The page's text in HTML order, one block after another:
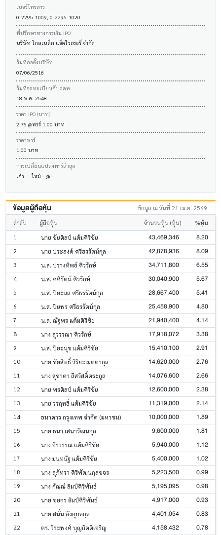
เบอร์โทรสาร
0-2295-1009, 0-2295-1020
ที่ปรึกษาทางการเงิน IPO
บริษัท โกลเบล็ก แอ็ดไวเซอรี่ จำกัด
วันที่ก่อตั้งบริษัท
07/06/2516
วันที่จดทะเบียนกับตลท.
18 พ.ค. 2548
ราคา IPO (บาท)
2.75 @พาร์ 1.00 บาท
ราคาพาร์
1.00 บาท
การเปลี่ยนแปลงพาร์ล่าสุด
เก่า - : ใหม่ - @ -
ข้อมูลผู้ถือหุ้น ข้อมูล ณ วันที่ 21 เม.ย. 2569
ลำดับ ผู้ถือหุ้น จำนวนหุ้น (หุ้น) %หุ้น
1 นาย ชัยศิลป์ แต้มศิริชัย 43,469,346 8.20
2 นาย ประสงค์ ศรีธรรัตน์กุล 42,878,936 8.09
3 น.ส. ปรางทิพย์ ศิวรักษ์ 34,711,800 6.55
4 น.ส. ศศิรัตน์ ศิวรักษ์ 30,040,900 5.67
5 น.ส. ปิยะมล ศรีธรรัตน์กุล 28,667,400 5.41
6 น.ส. ปิยพร ศรีธรรัตน์กุล 25,458,900 4.80
7 น.ส. ณัฐพร แต้มศิริชัย 21,940,400 4.14
8 นาง สุวรรณา ศิวรักษ์ 17,918,072 3.38
9 น.ส. ปิยะนุช แต้มศิริชัย 15,410,100 2.91
10 นาย ชัยสิทธิ์ วิริยะเมตตากุล 14,620,000 2.76
11 นาง สุชาดา ลีสวัสดิ์ตระกูล 14,076,600 2.66
12 นาย พรศิลป์ แต้มศิริชัย 12,600,000 2.38
13 นาย วรฤทธิ์ แต้มศิริชัย 11,319,000 2.14
14 ธนาคาร กรุงเทพ จำกัด (มหาชน) 10,000,000 1.89
15 นาย ธนา เสนาวัฒนกุล 9,600,000 1.81
16 นาง จีรวรรณ แต้มศิริชัย 5,940,000 1.12
17 นาง มนทนัฐ แต้มศิริชัย 5,400,000 1.02
18 นาง สุภัทรา ศิริพัฒนกุลขจร 5,223,500 0.99
19 นาง กัณณ์ ลิมป์ศิริพันธ์ 5,195,095 0.98
20 นาย ชยกร ลิมป์ศิริพันธ์ 4,917,000 0.93
21 นาย สนั่น อังอุบลกุล 4,401,054 0.83
22 ดร. วีระพงศ์ บุญกิตติเจริญ 4,158,432 0.78